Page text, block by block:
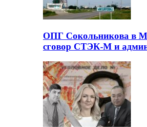
ОПГ Сокольникова в
сговор СТЭК-М и